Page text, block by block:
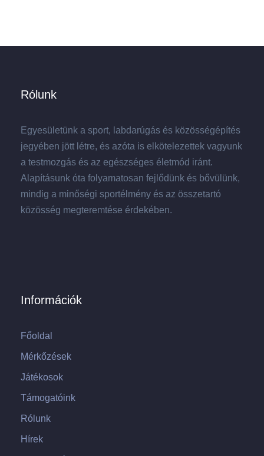
Rólunk
Egyesületünk a sport, labdarúgás és közösségépítés
jegyében jött létre, és azóta is elkötelezettek vagyunk
a testmozgás és az egészséges életmód iránt.
Alapításunk óta folyamatosan fejlődünk és bővülünk,
mindig a minőségi sportélmény és az összetartó
közösség megteremtése érdekében.
Információk
Főoldal
Mérkőzések
Játékosok
Támogatóink
Rólunk
Hírek